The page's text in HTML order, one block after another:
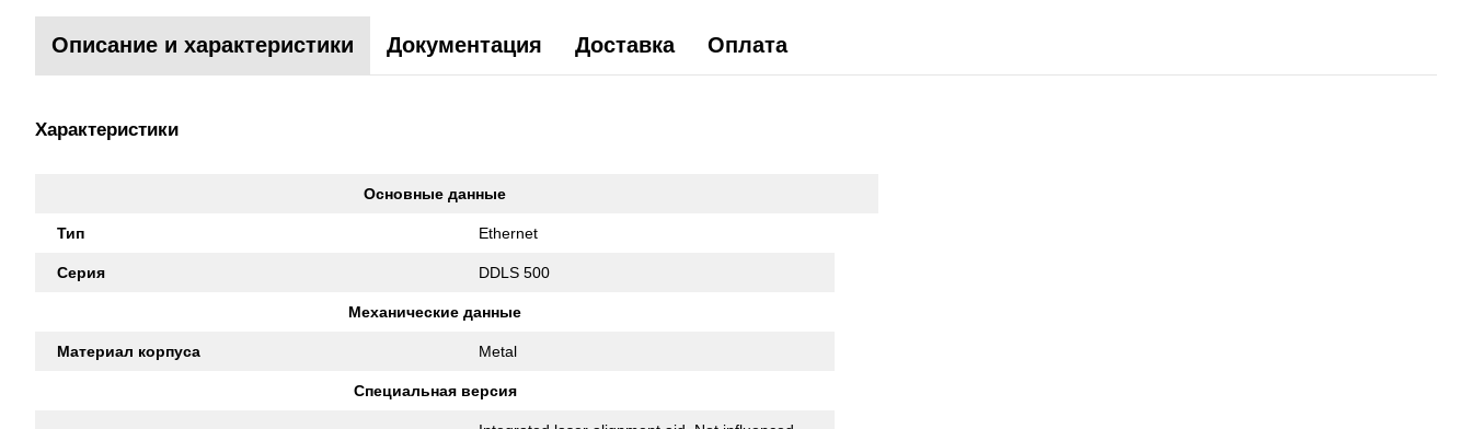
Описание и характеристики Документация Доставка Оплата
Характеристики
Основные данные
Тип Ethernet
Серия DDLS 500
Механические данные
Материал корпуса Metal
Специальная версия